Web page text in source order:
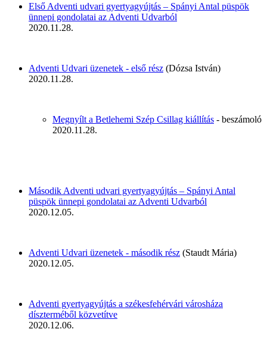
Első Adventi udvari gyertyagyújtás – Spányi Antal püspök
ünnepi gondolatai az Adventi Udvarból
2020.11.28.
Adventi Udvari üzenetek - első rész (Dózsa István)
2020.11.28.
Megnyílt a Betlehemi Szép Csillag kiállítás - beszámoló
2020.11.28.
Második Adventi udvari gyertyagyújtás – Spányi Antal
püspök ünnepi gondolatai az Adventi Udvarból
2020.12.05.
Adventi Udvari üzenetek - második rész (Staudt Mária)
2020.12.05.
Adventi gyertyagyújtás a székesfehérvári városháza
díszterméből közvetítve
2020.12.06.